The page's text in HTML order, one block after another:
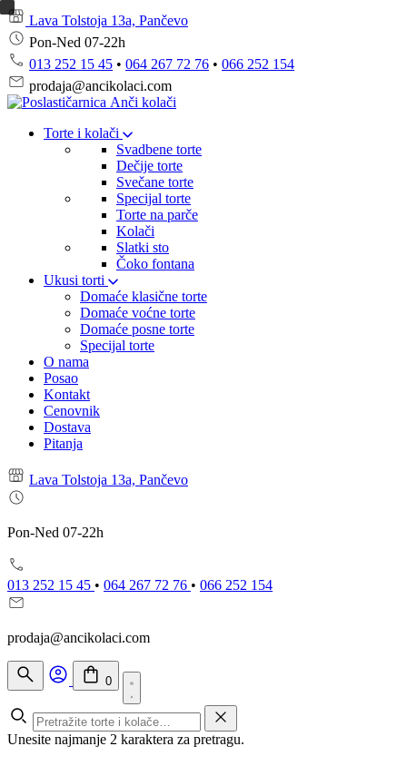
Lava Tolstoja 13a, Pančevo
Pon-Ned 07-22h
013 252 15 45 • 064 267 72 76 • 066 252 154
prodaja@ancikolaci.com
Torte i kolači
Svadbene torte
Dečije torte
Svečane torte
Specijal torte
Torte na parče
Kolači
Slatki sto
Čoko fontana
Ukusi torti
Domaće klasične torte
Domaće voćne torte
Domaće posne torte
Specijal torte
O nama
Posao
Kontakt
Cenovnik
Dostava
Pitanja
Lava Tolstoja 13a, Pančevo
Pon-Ned 07-22h
013 252 15 45 • 064 267 72 76 • 066 252 154
prodaja@ancikolaci.com
0
Unesite najmanje 2 karaktera za pretragu.